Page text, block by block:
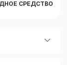
СРЕДСТВО